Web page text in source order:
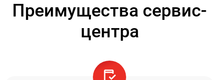
Преимущества сервис-
центра